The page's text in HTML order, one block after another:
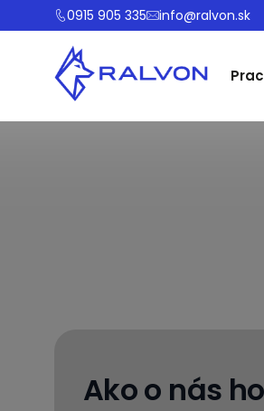
0915 905 335 info@ralvon.sk
Ako o nás